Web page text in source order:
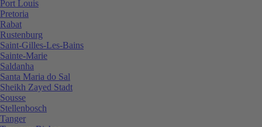
Port Louis
Pretoria
Rabat
Rustenburg
Saint-Gilles-Les-Bains
Sainte-Marie
Saldanha
Santa Maria do Sal
Sheikh Zayed Stadt
Sousse
Stellenbosch
Tanger